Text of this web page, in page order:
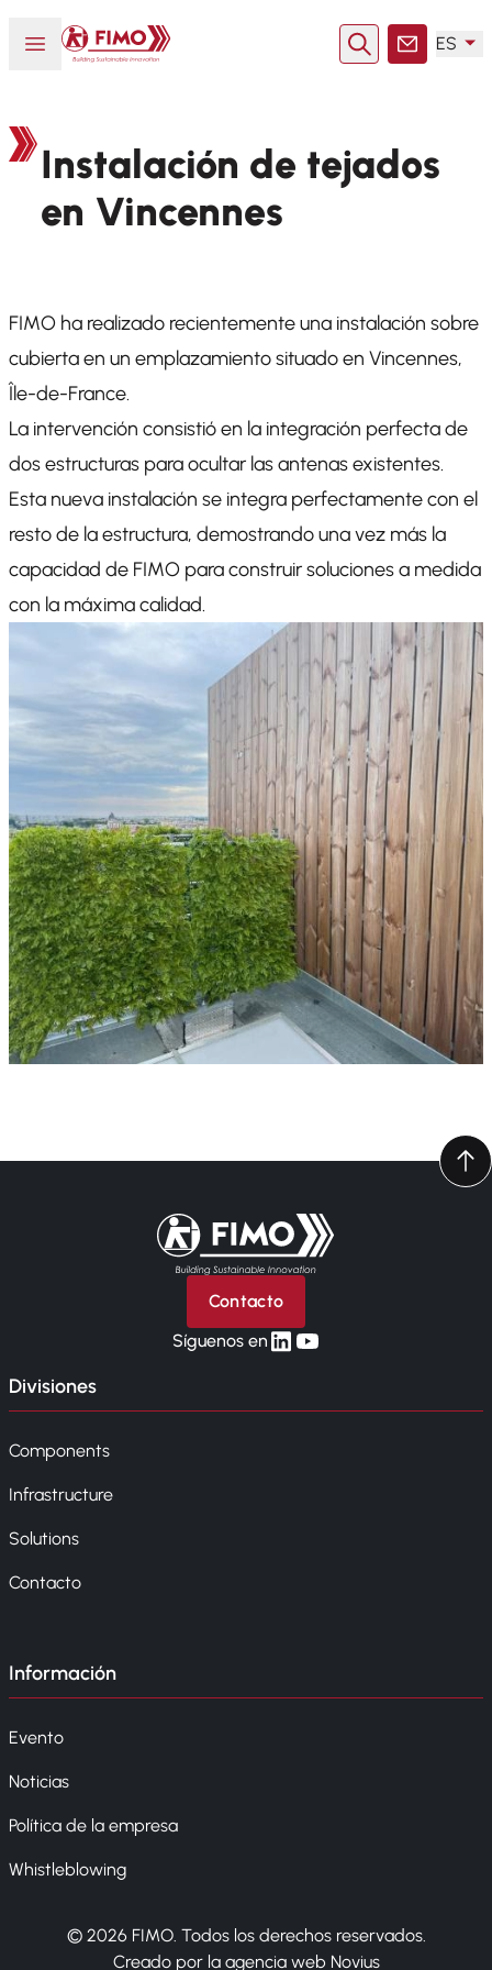
Abrir o cerrar el menú
Volver a la página principal
Buscar enContacto
ES
Instalación de tejados
en Vincennes
FIMO ha realizado recientemente una instalación sobre
cubierta en un emplazamiento situado en Vincennes,
Île-de-France.
La intervención consistió en la integración perfecta de
dos estructuras para ocultar las antenas existentes.
Esta nueva instalación se integra perfectamente con el
resto de la estructura, demostrando una vez más la
capacidad de FIMO para construir soluciones a medida
con la máxima calidad.
Volver a la página principal
Contacto
Síguenos enlinkedin
yt
Divisiones
Components
Infrastructure
Solutions
Contacto
Información
Evento
Noticias
Política de la empresa
Whistleblowing
© 2026 FIMO. Todos los derechos reservados.
Creado por la agencia web Novius